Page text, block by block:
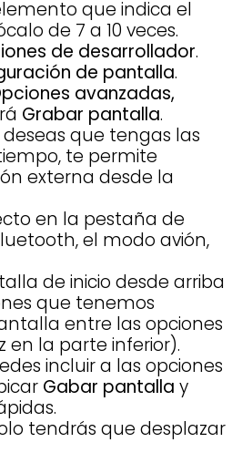
que indica el
de 7 a 10 veces.
de desarrollador.
de pantalla.
avanzadas,
Grabar pantalla.
que tengas las
te permite
externa desde la
en la pestaña de
el modo avión,
de inicio desde arriba
que tenemos
entre las opciones
en la parte inferior).
incluir a las opciones
Gabar pantalla y
tendrás que desplazar